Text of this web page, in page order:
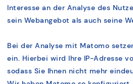
Interesse an der Analyse des
sein Webangebot als auch seine
Bei der Analyse mit Matomo
ein. Hierbei wird Ihre IP-Adresse
sodass Sie Ihnen nicht mehr